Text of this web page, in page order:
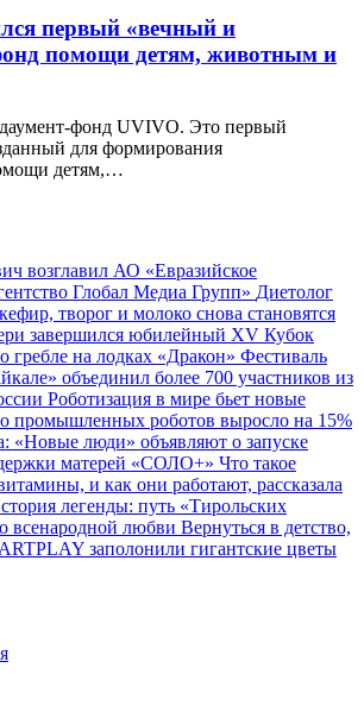
первый «вечный и
помощи детям, животным и
фонд UVIVO. Это первый
для формирования
детям,…
возглавил АО «Евразийское
Глобал Медиа Групп» Диетолог
творог и молоко снова становятся
завершился юбилейный XV Кубок
гребле на лодках «Дракон» Фестиваль
объединил более 700 участников из
Роботизация в мире бьет новые
промышленных роботов выросло на 15%
«Новые люди» объявляют о запуске
матерей «СОЛО+» Что такое
и как они работают, рассказала
легенды: путь «Тирольских
всенародной любви Вернуться в детство,
ARTPLAY заполонили гигантские цветы